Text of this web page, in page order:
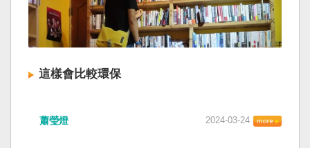
這樣會比較環保
蕭瑩燈 2024-03-24